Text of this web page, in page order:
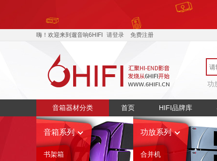
嗨！欢迎来到遛音响6HIFI 请登录 免费注册
功
音箱器材分类 首页 HIFI品牌库
音箱系列
书架箱
功放系列
合并机